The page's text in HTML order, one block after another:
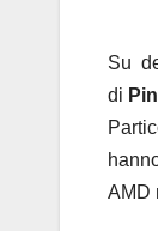
Su
di
AMD